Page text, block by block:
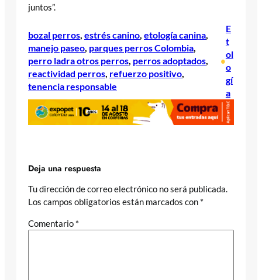
juntos”.
bozal perros, estrés canino, etología canina
manejo paseo, parques perros Colombia
perro ladra otros perros, perros adoptados
reactividad perros, refuerzo positivo
tenencia responsable
•
E
t
ol
o
gí
a
Deja una respuesta
Tu dirección de correo electrónico no será publicada.
Los campos obligatorios están marcados con *
Comentario *